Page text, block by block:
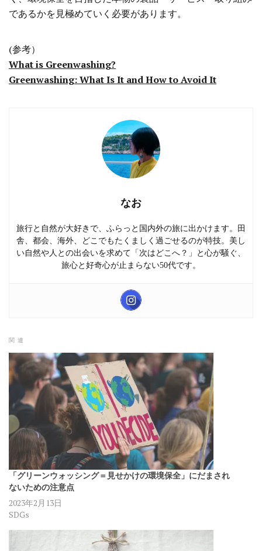
であるかを見極めていく必要があります。
(参考）
What is Greenwashing?
Greenwashing: What Is It and How to Avoid It
なお
旅行と自然が大好きで、ふらっと国内外の旅に出かけます。田
舎、都会、海外、どこでもたくましく過ごせるのが特技。美し
い自然や人との出会いを求めて「次はどこへ？」と心が騒ぐ、
旅心と好奇心が止まらない50代です。
関連
「グリーンウォッシング＝見せかけの環境保全」にだまされ
ないための注意点
2023年2月13日
SDGs